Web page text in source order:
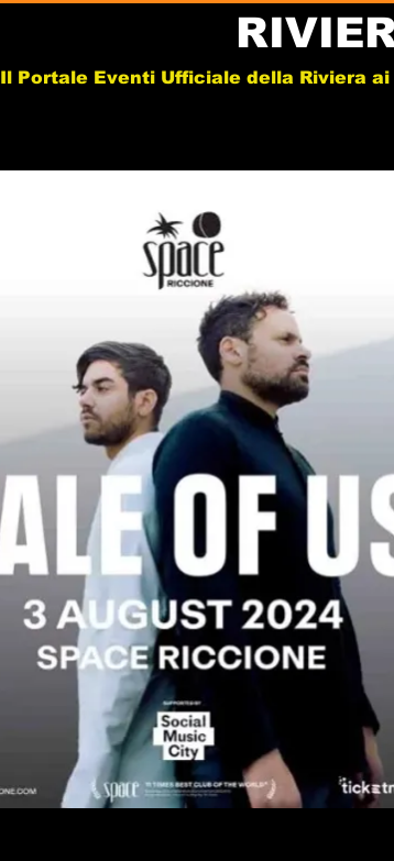
Il Portale Eventi Ufficiale della Riviera